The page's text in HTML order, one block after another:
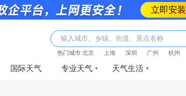
立即安装
输入城市、乡镇、街道、景点名称
热门城市:北京 上海 深圳 广州 杭州
国际天气 专业天气 天气生活